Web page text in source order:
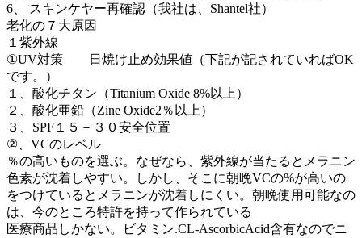
6、 スキンケヤー再確認（我社は、Shantel社）
老化の７大原因
１紫外線
①UV対策 日焼け止め効果値（下記が記されていればOK
です。）
１、酸化チタン（Titanium Oxide 8%以上）
２、酸化亜鉛（Zine Oxide2％以上）
３、SPF１５－３０安全位置
②、VCのレベル
％の高いものを選ぶ。なぜなら、紫外線が当たるとメラニン
色素が沈着しやすい。しかし、そこに朝晩VCの%が高いの
をつけているとメラニンが沈着しにくい。朝晩使用可能なの
は、今のところ特許を持って作られている
医療商品しかない。ビタミン.CL-AscorbicAcid含有なのでニ